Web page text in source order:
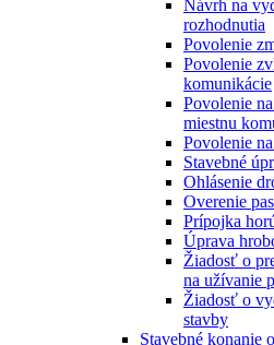
Návrh na
rozhodnutia
Povolenie
Povolenie
komunikácie
Povolenie
miestnu
Povolenie
Stavebné
Ohlásenie
Overenie
Prípojka
Úprava
Žiadosť o
na užívanie
Žiadosť o
stavby
Stavebné konanie